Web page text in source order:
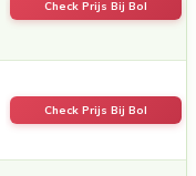
Check Prijs Bij Bol
Check Prijs Bij Bol